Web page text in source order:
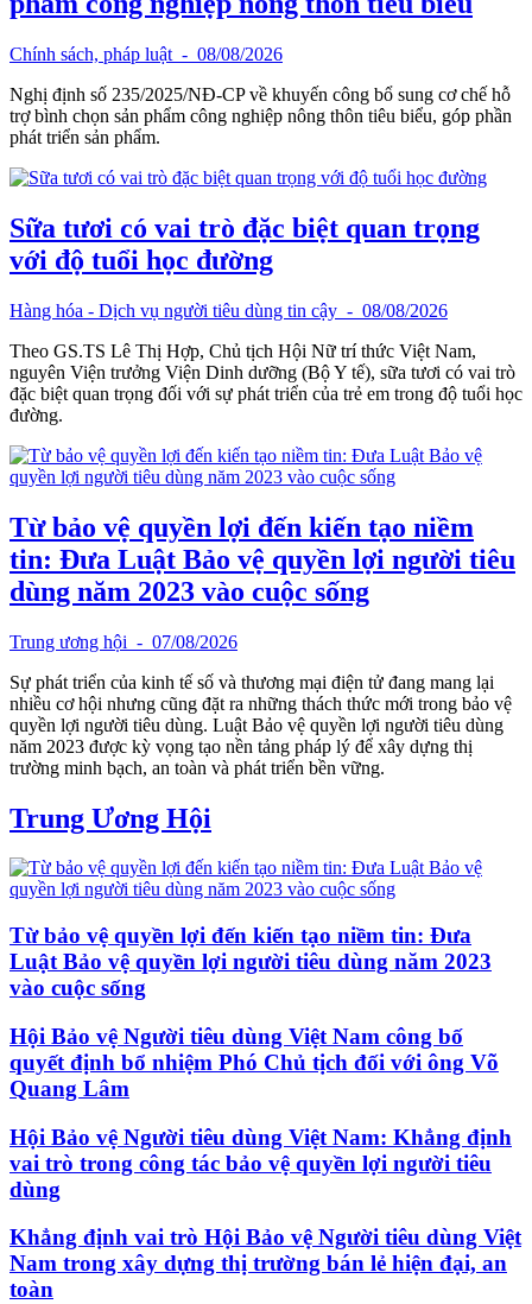
Chính sách, pháp luật - 08/08/2026
Nghị định số 235/2025/NĐ-CP về khuyến công bổ sung cơ chế hỗ
trợ bình chọn sản phẩm công nghiệp nông thôn tiêu biểu, góp phần
phát triển sản phẩm.
Sữa tươi có vai trò đặc biệt quan trọng
với độ tuổi học đường
Hàng hóa - Dịch vụ người tiêu dùng tin cậy - 08/08/2026
Theo GS.TS Lê Thị Hợp, Chủ tịch Hội Nữ trí thức Việt Nam,
nguyên Viện trưởng Viện Dinh dưỡng (Bộ Y tế), sữa tươi có vai trò
đặc biệt quan trọng đối với sự phát triển của trẻ em trong độ tuổi học
đường.
Từ bảo vệ quyền lợi đến kiến tạo niềm
tin: Đưa Luật Bảo vệ quyền lợi người tiêu
dùng năm 2023 vào cuộc sống
Trung ương hội - 07/08/2026
Sự phát triển của kinh tế số và thương mại điện tử đang mang lại
nhiều cơ hội nhưng cũng đặt ra những thách thức mới trong bảo vệ
quyền lợi người tiêu dùng. Luật Bảo vệ quyền lợi người tiêu dùng
năm 2023 được kỳ vọng tạo nền tảng pháp lý để xây dựng thị
trường minh bạch, an toàn và phát triển bền vững.
Trung Ương Hội
Từ bảo vệ quyền lợi đến kiến tạo niềm tin: Đưa
Luật Bảo vệ quyền lợi người tiêu dùng năm 2023
vào cuộc sống
Hội Bảo vệ Người tiêu dùng Việt Nam công bố
quyết định bổ nhiệm Phó Chủ tịch đối với ông Võ
Quang Lâm
Hội Bảo vệ Người tiêu dùng Việt Nam: Khẳng định
vai trò trong công tác bảo vệ quyền lợi người tiêu
dùng
Khẳng định vai trò Hội Bảo vệ Người tiêu dùng Việt
Nam trong xây dựng thị trường bán lẻ hiện đại, an
toàn